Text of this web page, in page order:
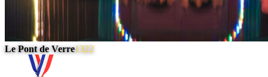
Le Pont de Verre1322